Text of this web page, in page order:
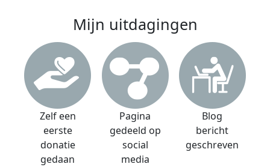
Mijn uitdagingen
Zelf een
eerste
donatie
gedaan
Pagina
gedeeld op
social
media
Blog
bericht
geschreven